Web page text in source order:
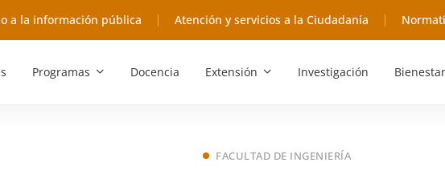
a la información pública Atención y servicios a la Ciudadanía
Programas Docencia Extensión Investigación
FACULTAD DE INGENIERÍA